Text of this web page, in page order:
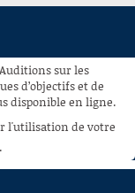
sur les
d’objectifs et de
disponible en ligne.
l'utilisation de votre
.